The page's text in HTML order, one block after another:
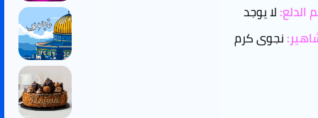
الدلع:لا يوجد
نجوى كرم